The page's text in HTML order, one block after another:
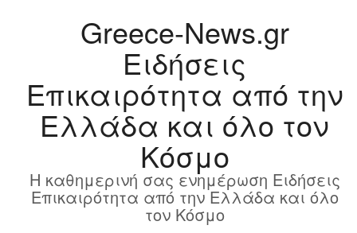
Greece-News.gr
Ειδήσεις
Επικαιρότητα από την
Ελλάδα και όλο τον
Κόσμο
Η καθημερινή σας ενημέρωση Ειδήσεις
Επικαιρότητα από την Ελλάδα και όλο
τον Κόσμο